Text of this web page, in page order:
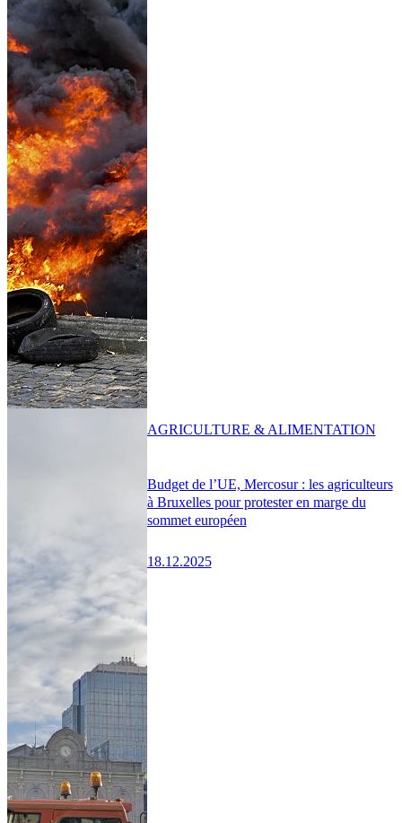
Budget de l’UE, Mercosur : les agriculteurs
à Bruxelles pour protester en marge du
sommet européen
18.12.2025
AGRICULTURE & ALIMENTATION